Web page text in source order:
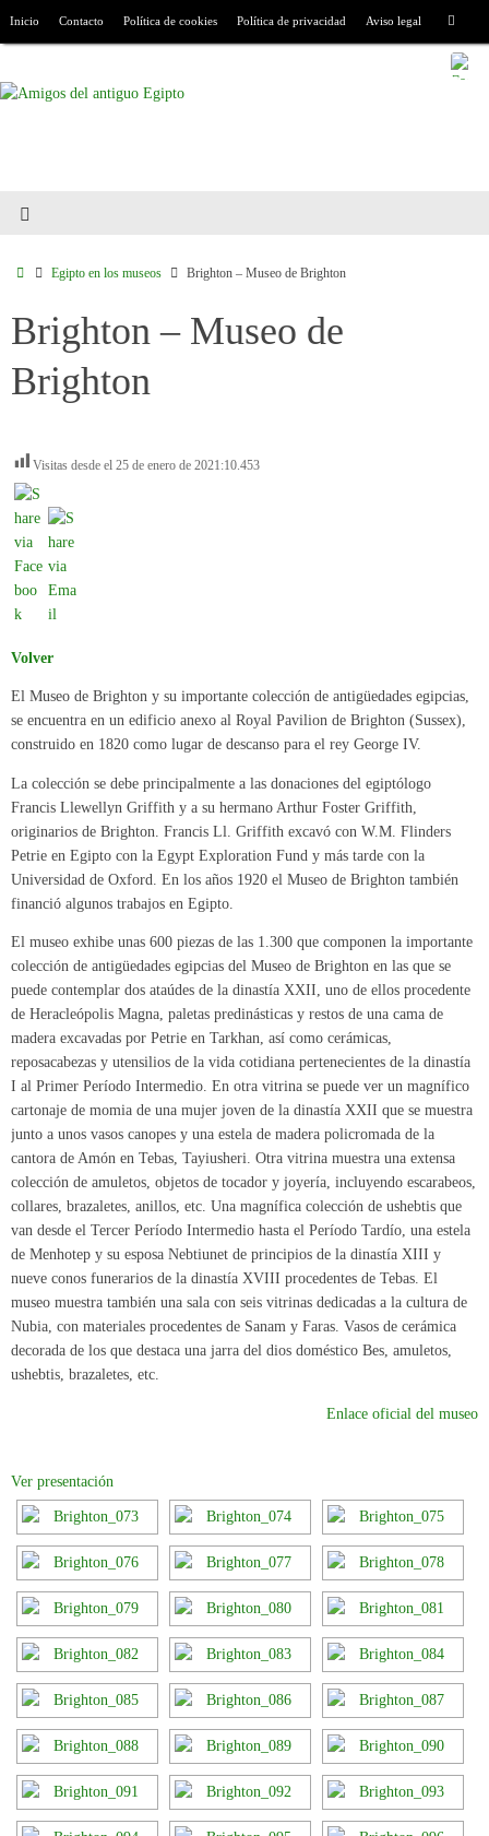
Inicio Contacto Política de cookies Política de privacidad Aviso legal
Egipto en los museos Brighton – Museo de Brighton
Brighton – Museo de
Brighton
Visitas desde el 25 de enero de 2021:10.453
Volver
El Museo de Brighton y su importante colección de antigüedades egipcias,
se encuentra en un edificio anexo al Royal Pavilion de Brighton (Sussex),
construido en 1820 como lugar de descanso para el rey George IV.
La colección se debe principalmente a las donaciones del egiptólogo
Francis Llewellyn Griffith y a su hermano Arthur Foster Griffith,
originarios de Brighton. Francis Ll. Griffith excavó con W.M. Flinders
Petrie en Egipto con la Egypt Exploration Fund y más tarde con la
Universidad de Oxford. En los años 1920 el Museo de Brighton también
financió algunos trabajos en Egipto.
El museo exhibe unas 600 piezas de las 1.300 que componen la importante
colección de antigüedades egipcias del Museo de Brighton en las que se
puede contemplar dos ataúdes de la dinastía XXII, uno de ellos procedente
de Heracleópolis Magna, paletas predinásticas y restos de una cama de
madera excavadas por Petrie en Tarkhan, así como cerámicas,
reposacabezas y utensilios de la vida cotidiana pertenecientes de la dinastía
I al Primer Período Intermedio. En otra vitrina se puede ver un magnífico
cartonaje de momia de una mujer joven de la dinastía XXII que se muestra
junto a unos vasos canopes y una estela de madera policromada de la
cantora de Amón en Tebas, Tayiusheri. Otra vitrina muestra una extensa
colección de amuletos, objetos de tocador y joyería, incluyendo escarabeos,
collares, brazaletes, anillos, etc. Una magnífica colección de ushebtis que
van desde el Tercer Período Intermedio hasta el Período Tardío, una estela
de Menhotep y su esposa Nebtiunet de principios de la dinastía XIII y
nueve conos funerarios de la dinastía XVIII procedentes de Tebas. El
museo muestra también una sala con seis vitrinas dedicadas a la cultura de
Nubia, con materiales procedentes de Sanam y Faras. Vasos de cerámica
decorada de los que destaca una jarra del dios doméstico Bes, amuletos,
ushebtis, brazaletes, etc.
Enlace oficial del museo
Ver presentación